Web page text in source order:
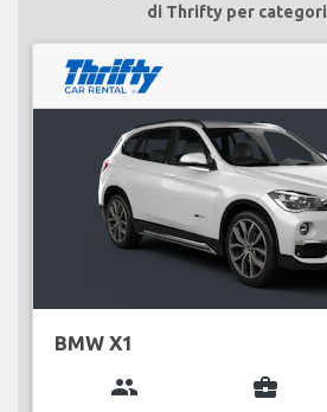
di Thrifty per
BMW X1
group business_center